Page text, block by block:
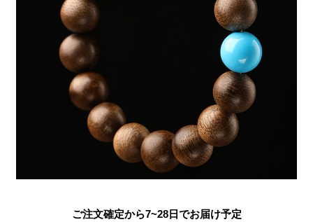
ご注文確定から7~28日でお届け予定